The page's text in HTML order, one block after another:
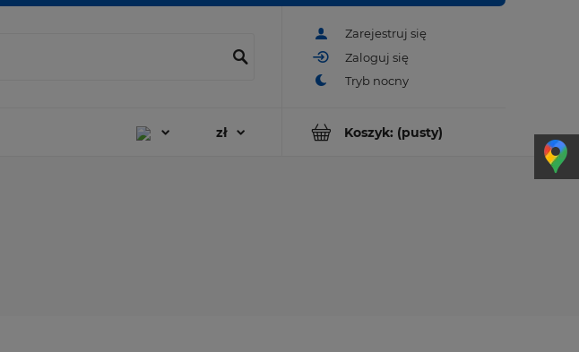
Zarejestruj się
Zaloguj się
Koszyk: (pusty)